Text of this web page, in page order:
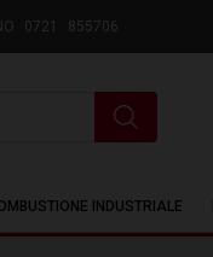
0721 855706
INDUSTRIALE